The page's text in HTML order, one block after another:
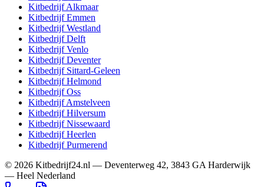
KitbedrijfAlkmaar
KitbedrijfEmmen
KitbedrijfWestland
KitbedrijfDelft
KitbedrijfVenlo
KitbedrijfDeventer
Kitbedrijf Sittard-Geleen
KitbedrijfHelmond
KitbedrijfOss
KitbedrijfAmstelveen
KitbedrijfHilversum
KitbedrijfNissewaard
KitbedrijfHeerlen
KitbedrijfPurmerend
© 2026 Kitbedrijf24.nl — Deventerweg 42, 3843 GA Harderwijk
— Heel Nederland